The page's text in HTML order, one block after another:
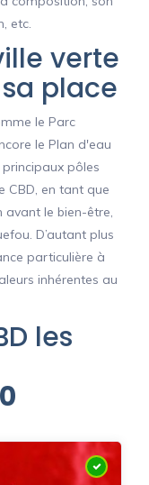
etc.
verte
place
le Parc
le Plan d'eau
pôles
CBD, en tant que
le bien-être,
D’autant plus
particulière à
inhérentes au
les